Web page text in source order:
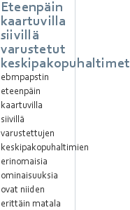
Eteenpäin
kaartuvilla
siivillä
varustetut
keskipakopuhaltimet
ebmpapstin
eteenpäin
kaartuvilla
siivillä
varustettujen
keskipakopuhaltimien
erinomaisia
ominaisuuksia
ovat niiden
erittäin matala